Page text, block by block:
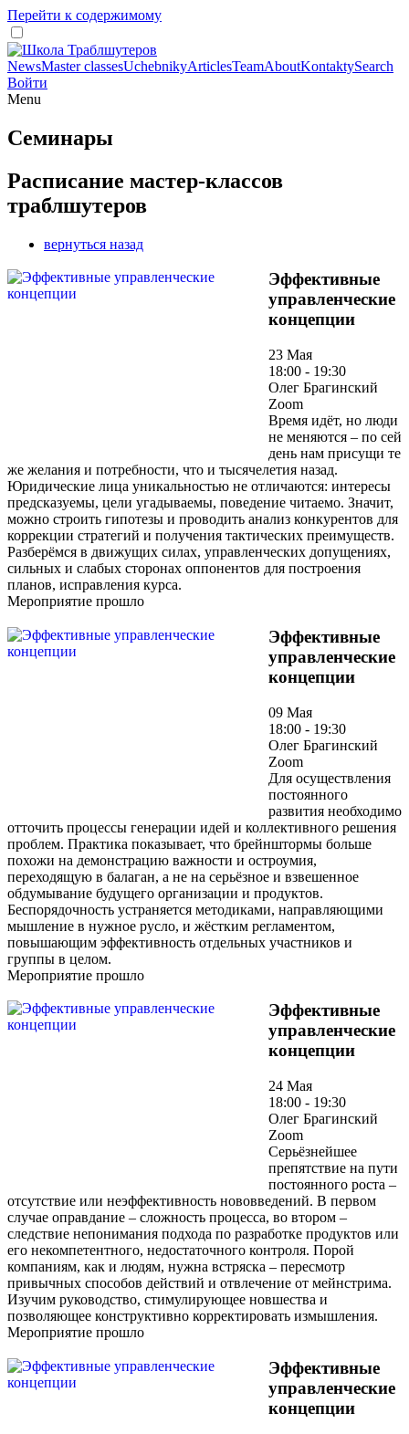
Перейти к содержимому
NewsMaster classesUchebnikyArticlesTeamAboutKontaktySearch
Войти
Menu
Семинары
Расписание мастер-классов
траблшутеров
вернуться назад
Эффективные
управленческие
концепции
23 Мая
18:00 - 19:30
Олег Брагинский
Zoom
Время идёт, но люди
не меняются – по сей
день нам присущи те
же желания и потребности, что и тысячелетия назад.
Юридические лица уникальностью не отличаются: интересы
предсказуемы, цели угадываемы, поведение читаемо. Значит,
можно строить гипотезы и проводить анализ конкурентов для
коррекции стратегий и получения тактических преимуществ.
Разберёмся в движущих силах, управленческих допущениях,
сильных и слабых сторонах оппонентов для построения
планов, исправления курса.
Мероприятие прошло
Эффективные
управленческие
концепции
09 Мая
18:00 - 19:30
Олег Брагинский
Zoom
Для осуществления
постоянного
развития необходимо
отточить процессы генерации идей и коллективного решения
проблем. Практика показывает, что брейнштормы больше
похожи на демонстрацию важности и остроумия,
переходящую в балаган, а не на серьёзное и взвешенное
обдумывание будущего организации и продуктов.
Беспорядочность устраняется методиками, направляющими
мышление в нужное русло, и жёстким регламентом,
повышающим эффективность отдельных участников и
группы в целом.
Мероприятие прошло
Эффективные
управленческие
концепции
24 Мая
18:00 - 19:30
Олег Брагинский
Zoom
Серьёзнейшее
препятствие на пути
постоянного роста –
отсутствие или неэффективность нововведений. В первом
случае оправдание – сложность процесса, во втором –
следствие непонимания подхода по разработке продуктов или
его некомпетентного, недостаточного контроля. Порой
компаниям, как и людям, нужна встряска – пересмотр
привычных способов действий и отвлечение от мейнстрима.
Изучим руководство, стимулирующее новшества и
позволяющее конструктивно корректировать измышления.
Мероприятие прошло
Эффективные
управленческие
концепции